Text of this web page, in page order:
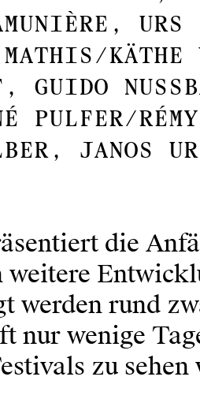
MATHIS/
GUIDO
PULFER/
JANOS
die
weitere
werden rund
nur wenige
zu